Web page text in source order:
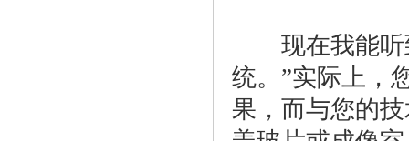
现在我能听
统。”实际上，
果，而与您的